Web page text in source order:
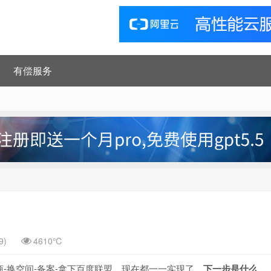
有偿服务
4610℃
空间-备案-拿下百度联盟，现在都一一实现了，